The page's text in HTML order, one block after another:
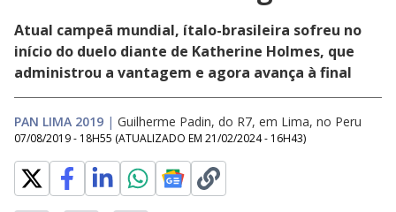
Atual campeã mundial, ítalo-brasileira sofreu no
início do duelo diante de Katherine Holmes, que
administrou a vantagem e agora avança à final
PAN LIMA 2019 | Guilherme Padin, do R7, em Lima, no Peru
07/08/2019 - 18H55 (ATUALIZADO EM 21/02/2024 - 16H43)